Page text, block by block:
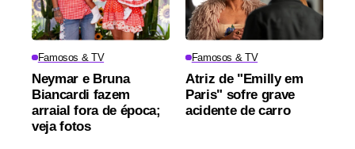
Famosos & TV
Neymar e Bruna
Biancardi fazem
arraial fora de época;
veja fotos
Famosos & TV
Atriz de "Emilly em
Paris" sofre grave
acidente de carro